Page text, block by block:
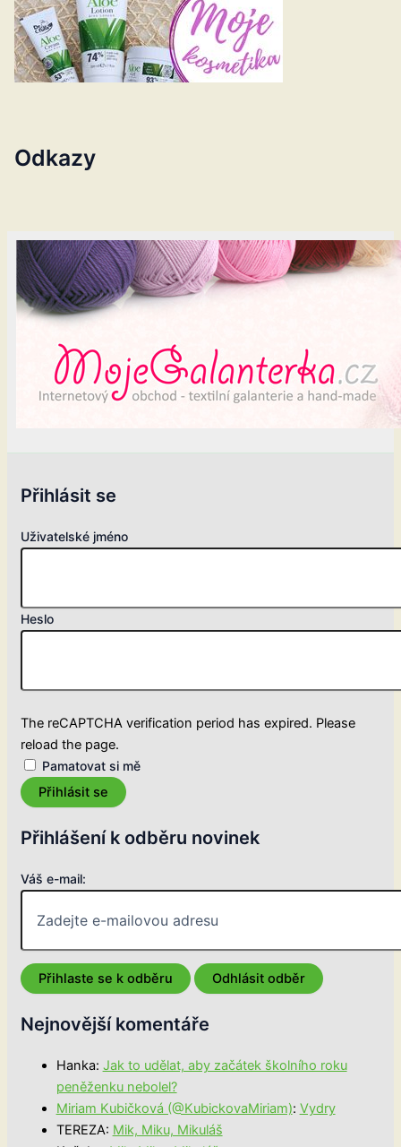
Odkazy
Přihlásit se
Uživatelské jméno
Heslo
The reCAPTCHA verification period has expired. Please
reload the page.
Pamatovat si mě
Přihlásit se
Přihlášení k odběru novinek
Váš e-mail:
Nejnovější komentáře
Hanka: Jak to udělat, aby začátek školního roku
peněženku nebolel?
Miriam Kubičková (@KubickovaMiriam): Vydry
TEREZA: Mik, Miku, Mikuláš